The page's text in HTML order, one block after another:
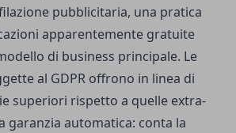
pubblicitaria, una pratica
apparentemente gratuite
di business principale. Le
al GDPR offrono in linea di
superiori rispetto a quelle extra-
garanzia automatica: conta la